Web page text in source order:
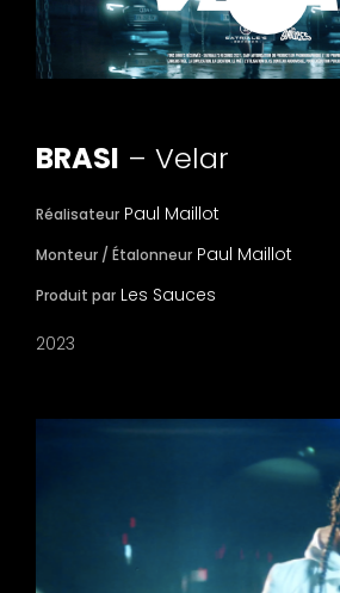
BRASI – Velar
Réalisateur Paul Maillot
Monteur / Étalonneur Paul Maillot
Produit par Les Sauces
2023